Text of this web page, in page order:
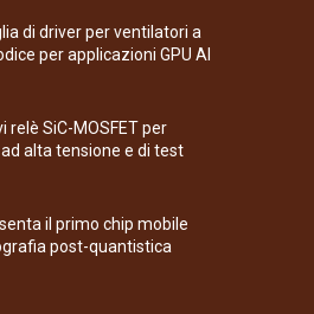
di driver per ventilatori a
per applicazioni GPU AI
relè SiC-MOSFET per
alta tensione e di test
il primo chip mobile
post-quantistica